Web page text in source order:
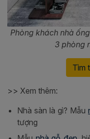
Phòng khách nhà
3 phòng
Tìm
>> Xem thêm:
Nhà sàn là gì? Mẫu
tượng